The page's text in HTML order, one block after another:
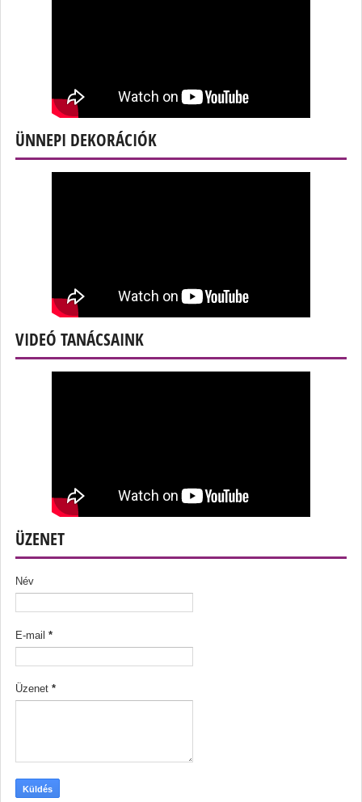
ÜNNEPI DEKORÁCIÓK
VIDEÓ TANÁCSAINK
ÜZENET
Név
E-mail *
Üzenet *